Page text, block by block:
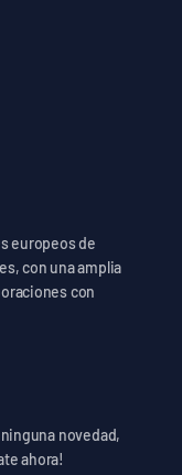
europeos de
con una amplia
con
novedad,
ahora!